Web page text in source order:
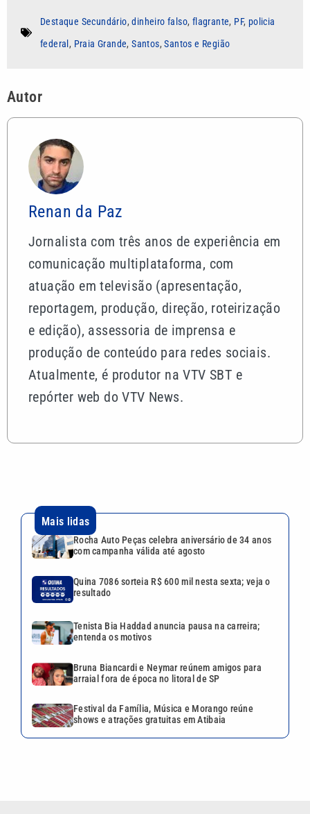
Destaque Secundário,dinheiro falso, flagrante, PF, policia
federal , Praia Grande,Santos,Santos e Região
Autor
Renan da Paz
Jornalista com três anos de experiência em
comunicação multiplataforma, com
atuação em televisão (apresentação,
reportagem, produção, direção, roteirização
e edição), assessoria de imprensa e
produção de conteúdo para redes sociais.
Atualmente, é produtor na VTV SBT e
repórter web do VTV News.
Mais lidas
Rocha Auto Peças celebra aniversário de 34 anos
com campanha válida até agosto
Quina 7086 sorteia R$ 600 mil nesta sexta; veja o
resultado
Tenista Bia Haddad anuncia pausa na carreira;
entenda os motivos
Bruna Biancardi e Neymar reúnem amigos para
arraial fora de época no litoral de SP
Festival da Família, Música e Morango reúne
shows e atrações gratuitas em Atibaia